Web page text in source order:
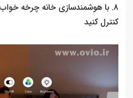
8. با هوشمندسازی خانه چرخه خواب
کنترل کنید